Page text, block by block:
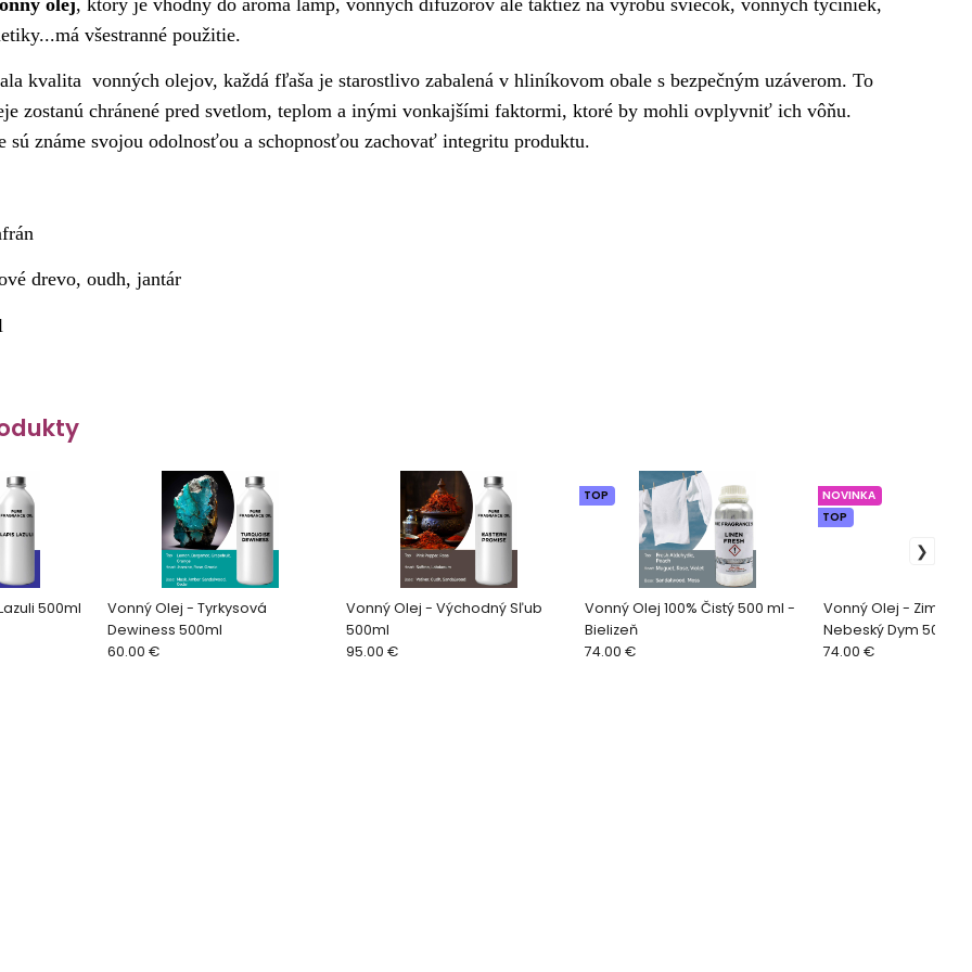
všestranné použitie.
kvalita vonných olejov, každá fľaša je starostlivo zabalená v hliníkovom obale s bezpečným uzáverom. To
zostanú chránené pred svetlom, teplom a inými vonkajšími faktormi, ktoré by mohli ovplyvniť ich vôňu.
známe svojou odolnosťou a schopnosťou zachovať integritu produktu.
drevo, oudh, jantár
500ml
Vonný Olej - Tyrkysová
Dewiness 500ml
60.00 €
Vonný Olej - Východný Sľub
500ml
95.00 €
Vonný Olej 100% Čistý 500 ml -
Bielizeň
TOP
74.00 €
Vonný Olej - Zimná
Nebeský Dym 500ml
NOVINKA
TOP
74.00 €